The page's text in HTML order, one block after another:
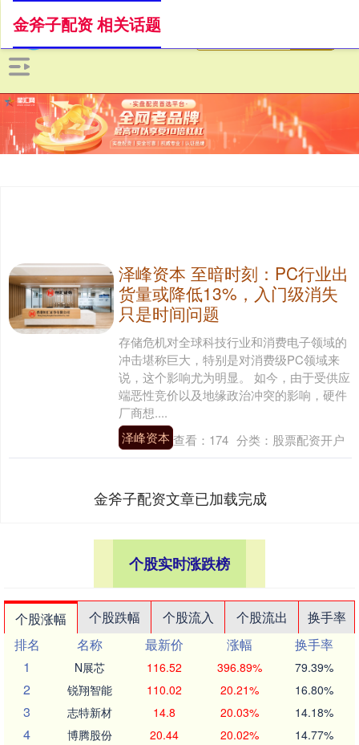
金斧子配资 相关话题
泽峰资本 至暗时刻：PC行业出
货量或降低13%，入门级消失
只是时间问题
存储危机对全球科技行业和消费电子领域的
冲击堪称巨大，特别是对消费级PC领域来
说，这个影响尤为明显。 如今，由于受供应
端恶性竞价以及地缘政治冲突的影响，硬件
厂商想....
泽峰资本 查看： 174 分类： 股票配资开户
金斧子配资文章已加载完成
个股实时涨跌榜
个股涨幅 个股跌幅 个股流入 个股流出
换手率
排名
名称 最新价 涨幅
换手率
1
N展芯 116.52 396.89% 79.39%
2 锐翔智能 110.02 20.21% 16.80%
3 志特新材 14.8 20.03% 14.18%
4 博腾股份 20.44 20.02% 14.77%